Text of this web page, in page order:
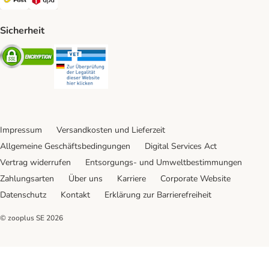
Sicherheit
Security
Impressum
Versandkosten und Lieferzeit
Allgemeine Geschäftsbedingungen
Digital Services Act
Vertrag widerrufen
Entsorgungs- und Umweltbestimmungen
Zahlungsarten
Über uns Karriere
Corporate Website
Datenschutz
Kontakt Erklärung zur Barrierefreiheit
© zooplus SE 2026